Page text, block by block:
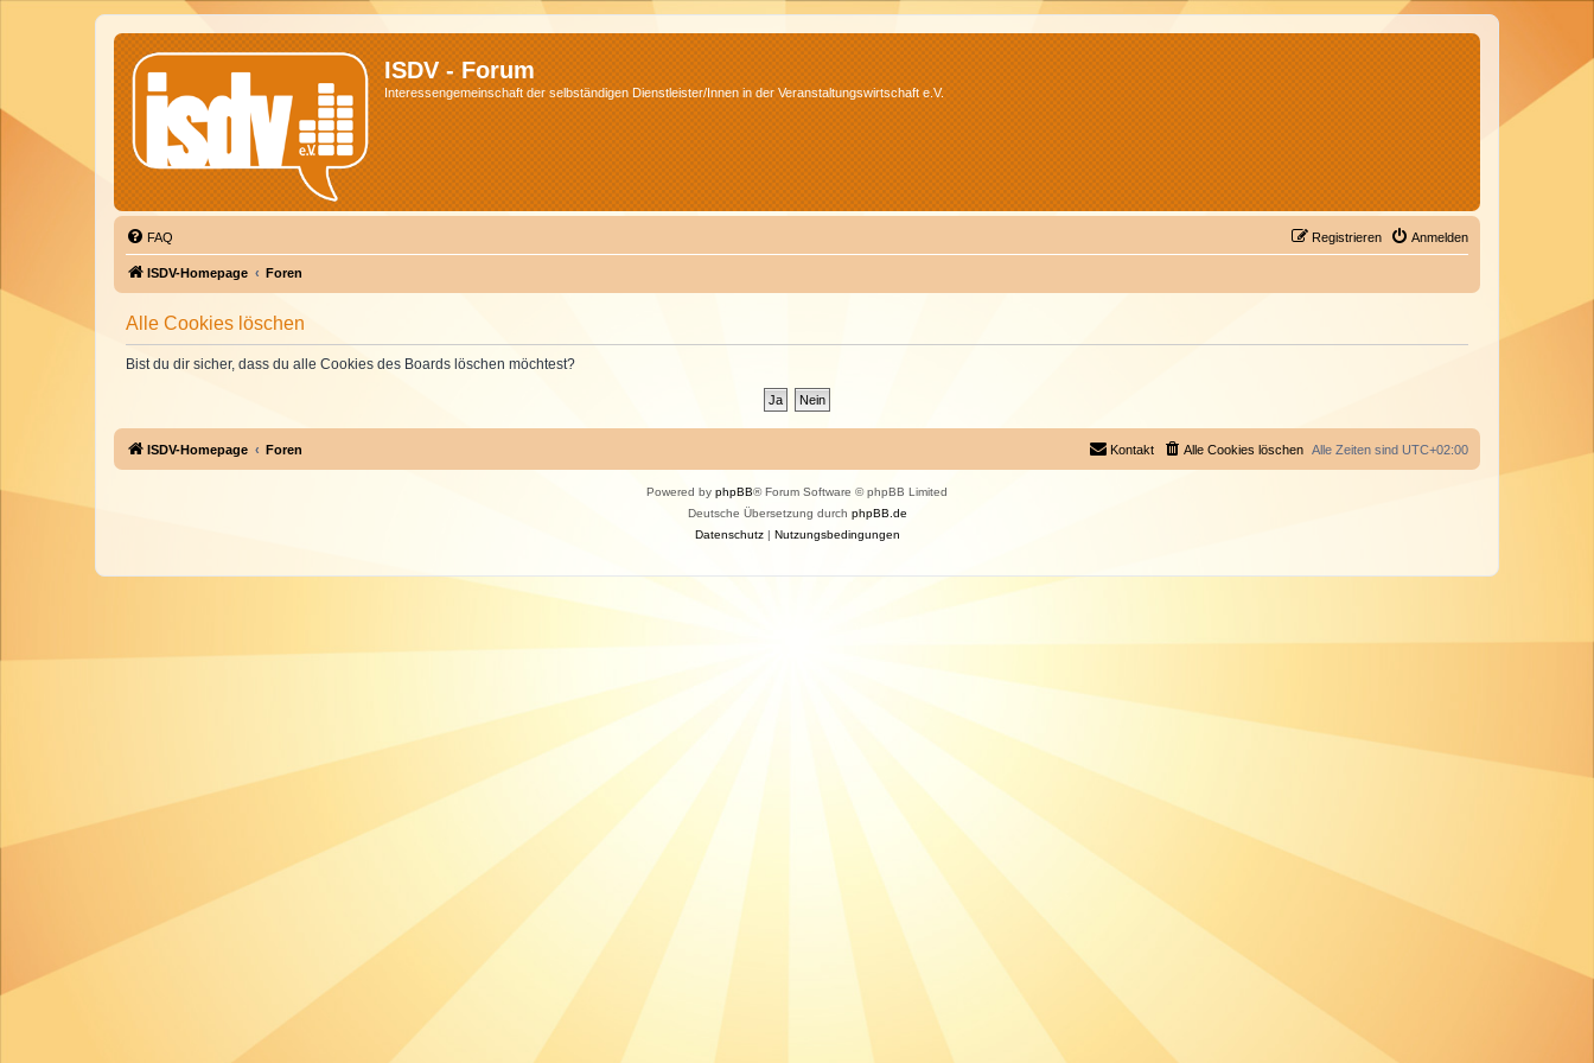
ISDV - Forum
Interessengemeinschaft der selbständigen Dienstleister/Innen in der Veranstaltungswirtschaft e.V.
FAQ Anmelden
Registrieren
ISDV-Homepage Foren
Alle Cookies löschen
Bist du dir sicher, dass du alle Cookies des Boards löschen möchtest?
ISDV-Homepage Foren Alle Zeiten sind UTC+02:00
Alle Cookies löschen
Kontakt
Powered by phpBB® Forum Software © phpBB Limited
Deutsche Übersetzung durch phpBB.de
Datenschutz| Nutzungsbedingungen